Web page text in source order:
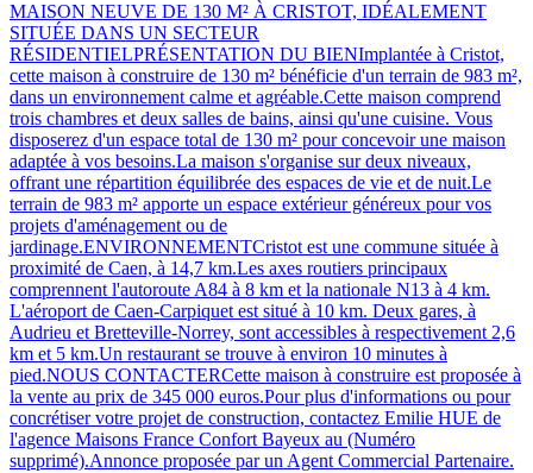
MAISON NEUVE DE 130 M² À CRISTOT, IDÉALEMENT
SITUÉE DANS UN SECTEUR
RÉSIDENTIELPRÉSENTATION DU BIENImplantée à Cristot,
cette maison à construire de 130 m² bénéficie d'un terrain de 983 m²,
dans un environnement calme et agréable.Cette maison comprend
trois chambres et deux salles de bains, ainsi qu'une cuisine. Vous
disposerez d'un espace total de 130 m² pour concevoir une maison
adaptée à vos besoins.La maison s'organise sur deux niveaux,
offrant une répartition équilibrée des espaces de vie et de nuit.Le
terrain de 983 m² apporte un espace extérieur généreux pour vos
projets d'aménagement ou de
jardinage.ENVIRONNEMENTCristot est une commune située à
proximité de Caen, à 14,7 km.Les axes routiers principaux
comprennent l'autoroute A84 à 8 km et la nationale N13 à 4 km.
L'aéroport de Caen-Carpiquet est situé à 10 km. Deux gares, à
Audrieu et Bretteville-Norrey, sont accessibles à respectivement 2,6
km et 5 km.Un restaurant se trouve à environ 10 minutes à
pied.NOUS CONTACTERCette maison à construire est proposée à
la vente au prix de 345 000 euros.Pour plus d'informations ou pour
concrétiser votre projet de construction, contactez Emilie HUE de
l'agence Maisons France Confort Bayeux au (Numéro
supprimé).Annonce proposée par un Agent Commercial Partenaire.